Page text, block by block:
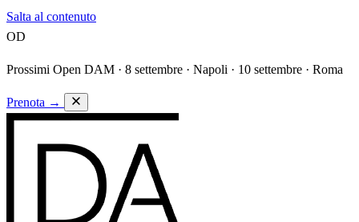
Salta al contenuto
OD
Prossimi Open DAM · 8 settembre · Napoli · 10 settembre · Roma
Prenota →